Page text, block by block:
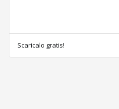
Scaricalo gratis!